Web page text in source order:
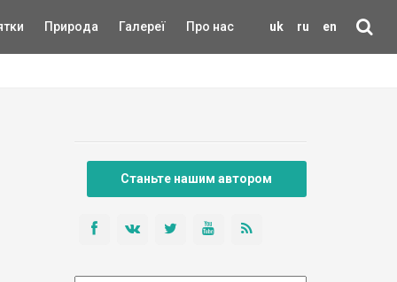
uk ru en
Природа Галереї Про нас
Станьте нашим автором